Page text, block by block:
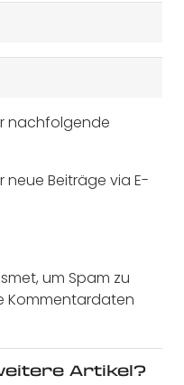
nachfolgende
Beiträge via E-
um Spam zu
Kommentardaten
Artikel?